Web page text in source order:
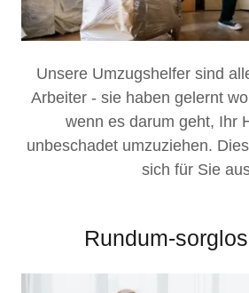
Unsere Umzugshelfer sind
Arbeiter - sie haben gelernt
wenn es darum geht, Ihr
unbeschadet umzuziehen.
sich für Sie
Rundum-